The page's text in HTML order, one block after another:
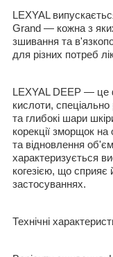
LEXYAL
Grand — кожна з
зшивання та
для різних потреб
LEXYAL DEEP — це
кислоти, спеціально
та глибокі шари
корекції зморщок на
та відновлення
характеризується
когезією, що сприяє
застосуваннях.
Технічні